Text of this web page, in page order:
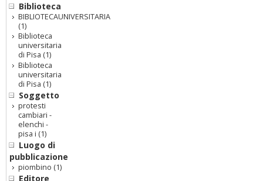
Biblioteca
BIBLIOTECAUNIVERSITARIA
(1)
Biblioteca
universitaria
di Pisa (1)
Biblioteca
universitaria
di Pisa (1)
Soggetto
protesti
cambiari -
elenchi -
pisa i (1)
Luogo di
pubblicazione
piombino (1)
Editore